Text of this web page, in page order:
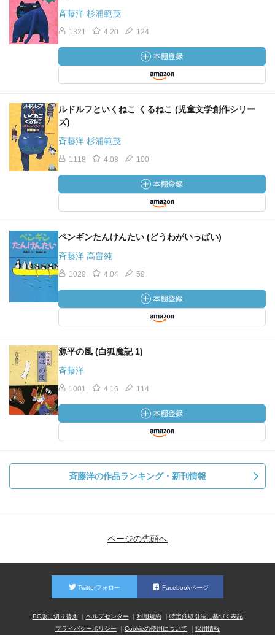
斉藤洋 杉浦範茂
1321 4.20 124
ルドルフといくねこ くるねこ (児童文学創作シリー
ズ)
斉藤洋 杉浦範茂
1118 4.08 100
ペンギンたんけんたい (どうわがいっぱい)
斉藤洋 高畠純
1029 4.04 59
源平の風 (白狐魔記 1)
斉藤洋
1001 4.16 114
斉藤洋の作品ランキング・新刊情報
ページの先頭へ
Twitterフォロー Facebookページ
PC版に切り替え ヘルプセンター 利用規約
特定商取引法に基づく表記
プライバシーポリシー
Cookieの使用について 採用情報